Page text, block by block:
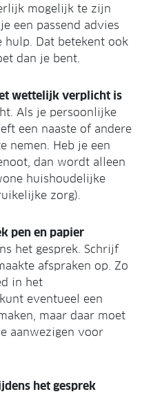
mogelijk te zijn
een passend advies
Dat betekent ook
dan je bent.
wettelijk verplicht is
Als je persoonlijke
een naaste of andere
nemen. Heb je een
dan wordt alleen
huishoudelijke
zorg).
pen en papier
het gesprek. Schrijf
afspraken op. Zo
in het
eventueel een
maar daar moet
aanwezigen voor
het gesprek